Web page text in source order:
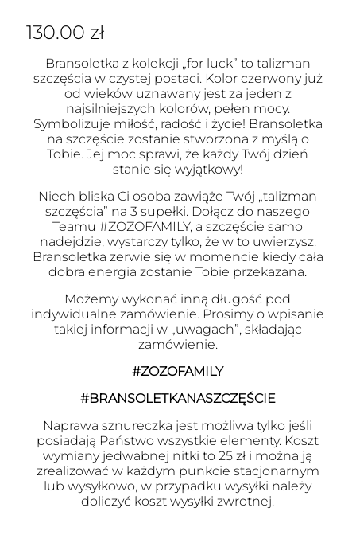
130.00 zł
Bransoletka z kolekcji „for luck” to talizman
szczęścia w czystej postaci. Kolor czerwony już
od wieków uznawany jest za jeden z
najsilniejszych kolorów, pełen mocy.
Symbolizuje miłość, radość i życie! Bransoletka
na szczęście zostanie stworzona z myślą o
Tobie. Jej moc sprawi, że każdy Twój dzień
stanie się wyjątkowy!
Niech bliska Ci osoba zawiąże Twój „talizman
szczęścia” na 3 supełki. Dołącz do naszego
Teamu #ZOZOFAMILY, a szczęście samo
nadejdzie, wystarczy tylko, że w to uwierzysz.
Bransoletka zerwie się w momencie kiedy cała
dobra energia zostanie Tobie przekazana.
Możemy wykonać inną długość pod
indywidualne zamówienie. Prosimy o wpisanie
takiej informacji w „uwagach”, składając
zamówienie.
#ZOZOFAMILY
#BRANSOLETKANASZCZĘŚCIE
Naprawa sznureczka jest możliwa tylko jeśli
posiadają Państwo wszystkie elementy. Koszt
wymiany jedwabnej nitki to 25 zł i można ją
zrealizować w każdym punkcie stacjonarnym
lub wysyłkowo, w przypadku wysyłki należy
doliczyć koszt wysyłki zwrotnej.